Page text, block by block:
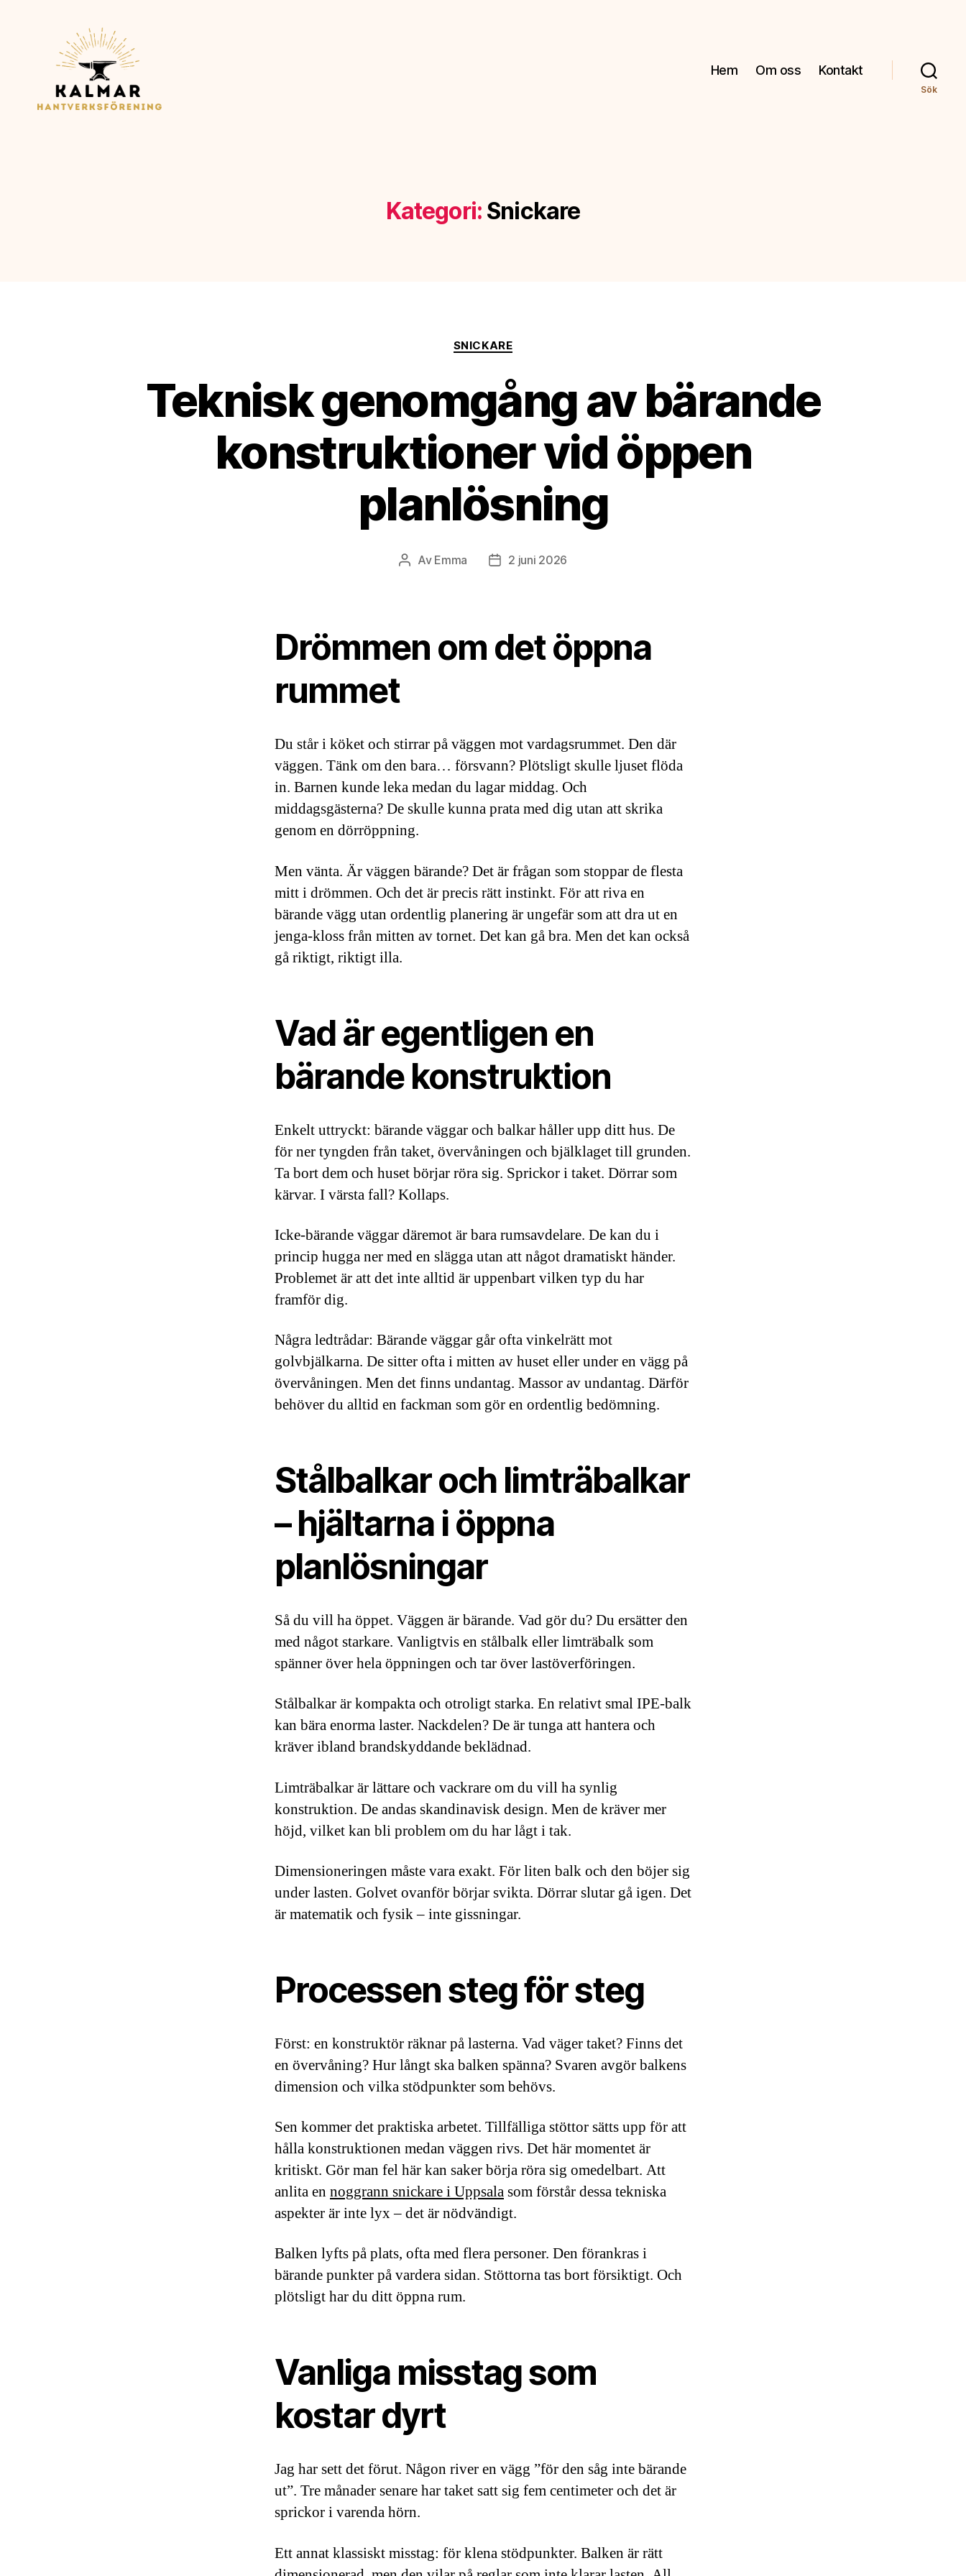
Hem Om oss Kontakt
Sök
Kategori: Snickare
Kategorier
SNICKARE
Teknisk genomgång av bärande
konstruktioner vid öppen
planlösning
Inläggsförfattare
Av Emma Inläggsdatum
2 juni 2026
Drömmen om det öppna
rummet
Du står i köket och stirrar på väggen mot vardagsrummet. Den där
väggen. Tänk om den bara… försvann? Plötsligt skulle ljuset flöda
in. Barnen kunde leka medan du lagar middag. Och
middagsgästerna? De skulle kunna prata med dig utan att skrika
genom en dörröppning.
Men vänta. Är väggen bärande? Det är frågan som stoppar de flesta
mitt i drömmen. Och det är precis rätt instinkt. För att riva en
bärande vägg utan ordentlig planering är ungefär som att dra ut en
jenga-kloss från mitten av tornet. Det kan gå bra. Men det kan också
gå riktigt, riktigt illa.
Vad är egentligen en
bärande konstruktion
Enkelt uttryckt: bärande väggar och balkar håller upp ditt hus. De
för ner tyngden från taket, övervåningen och bjälklaget till grunden.
Ta bort dem och huset börjar röra sig. Sprickor i taket. Dörrar som
kärvar. I värsta fall? Kollaps.
Icke-bärande väggar däremot är bara rumsavdelare. De kan du i
princip hugga ner med en slägga utan att något dramatiskt händer.
Problemet är att det inte alltid är uppenbart vilken typ du har
framför dig.
Några ledtrådar: Bärande väggar går ofta vinkelrätt mot
golvbjälkarna. De sitter ofta i mitten av huset eller under en vägg på
övervåningen. Men det finns undantag. Massor av undantag. Därför
behöver du alltid en fackman som gör en ordentlig bedömning.
Stålbalkar och limträbalkar
– hjältarna i öppna
planlösningar
Så du vill ha öppet. Väggen är bärande. Vad gör du? Du ersätter den
med något starkare. Vanligtvis en stålbalk eller limträbalk som
spänner över hela öppningen och tar över lastöverföringen.
Stålbalkar är kompakta och otroligt starka. En relativt smal IPE-balk
kan bära enorma laster. Nackdelen? De är tunga att hantera och
kräver ibland brandskyddande beklädnad.
Limträbalkar är lättare och vackrare om du vill ha synlig
konstruktion. De andas skandinavisk design. Men de kräver mer
höjd, vilket kan bli problem om du har lågt i tak.
Dimensioneringen måste vara exakt. För liten balk och den böjer sig
under lasten. Golvet ovanför börjar svikta. Dörrar slutar gå igen. Det
är matematik och fysik – inte gissningar.
Processen steg för steg
Först: en konstruktör räknar på lasterna. Vad väger taket? Finns det
en övervåning? Hur långt ska balken spänna? Svaren avgör balkens
dimension och vilka stödpunkter som behövs.
Sen kommer det praktiska arbetet. Tillfälliga stöttor sätts upp för att
hålla konstruktionen medan väggen rivs. Det här momentet är
kritiskt. Gör man fel här kan saker börja röra sig omedelbart. Att
anlita en noggrann snickare i Uppsalasom förstår dessa tekniska
aspekter är inte lyx – det är nödvändigt.
Balken lyfts på plats, ofta med flera personer. Den förankras i
bärande punkter på vardera sidan. Stöttorna tas bort försiktigt. Och
plötsligt har du ditt öppna rum.
Vanliga misstag som
kostar dyrt
Jag har sett det förut. Någon river en vägg ”för den såg inte bärande
ut”. Tre månader senare har taket satt sig fem centimeter och det är
sprickor i varenda hörn.
Ett annat klassiskt misstag: för klena stödpunkter. Balken är rätt